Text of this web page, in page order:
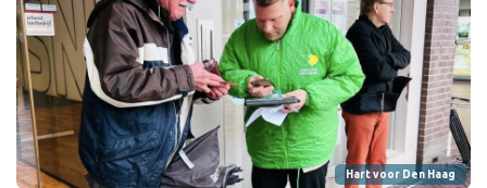
Hart voor Den Haag